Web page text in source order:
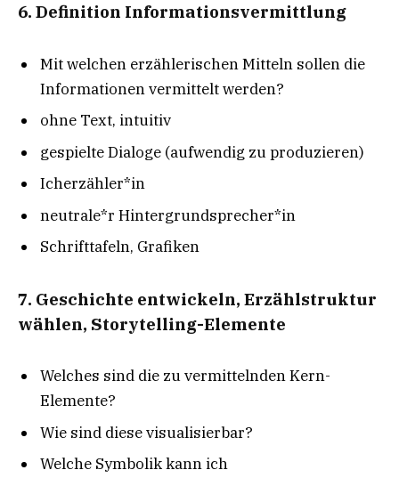
6. Definition Informationsvermittlung
Mit welchen erzählerischen Mitteln sollen die
Informationen vermittelt werden?
ohne Text, intuitiv
gespielte Dialoge (aufwendig zu produzieren)
Icherzähler*in
neutrale*r Hintergrundsprecher*in
Schrifttafeln, Grafiken
7. Geschichte entwickeln, Erzählstruktur
wählen, Storytelling-Elemente
Welches sind die zu vermittelnden Kern-
Elemente?
Wie sind diese visualisierbar?
Welche Symbolik kann ich